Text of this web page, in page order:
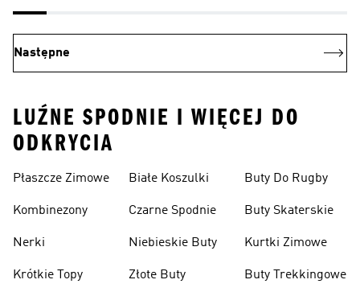
Następne
LUŹNE SPODNIE I WIĘCEJ DO
ODKRYCIA
Płaszcze Zimowe
Kombinezony
Nerki
Krótkie Topy
Białe Koszulki
Czarne Spodnie
Niebieskie Buty
Złote Buty
Buty Do Rugby
Buty Skaterskie
Kurtki Zimowe
Buty Trekkingowe